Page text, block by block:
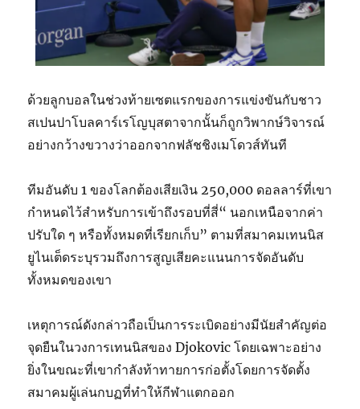
ด้วยลูกบอลในช่วงท้ายเซตแรกของการแข่งขันกับชาว
สเปนปาโบลคาร์เรโญบุสตาจากนั้นก็ถูกวิพากษ์วิจารณ์
อย่างกว้างขวางว่าออกจากฟลัชชิงเมโดวส์ทันที
ทีมอันดับ 1 ของโลกต้องเสียเงิน 250,000 ดอลลาร์ที่เขา
กำหนดไว้สำหรับการเข้าถึงรอบที่สี่“ นอกเหนือจากค่า
ปรับใด ๆ หรือทั้งหมดที่เรียกเก็บ” ตามที่สมาคมเทนนิส
ยูไนเต็ดระบุรวมถึงการสูญเสียคะแนนการจัดอันดับ
ทั้งหมดของเขา
เหตุการณ์ดังกล่าวถือเป็นการระเบิดอย่างมีนัยสำคัญต่อ
จุดยืนในวงการเทนนิสของ Djokovic โดยเฉพาะอย่าง
ยิ่งในขณะที่เขากำลังท้าทายการก่อตั้งโดยการจัดตั้ง
สมาคมผู้เล่นกบฏที่ทำให้กีฬาแตกออก